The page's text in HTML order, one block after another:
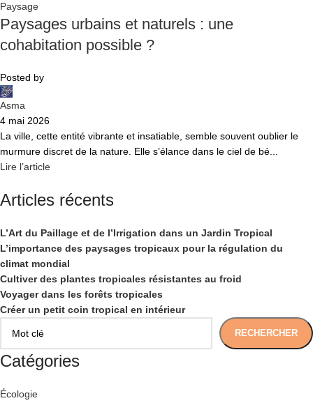
Paysage
Paysages urbains et naturels : une
cohabitation possible ?
Posted by
Asma
4 mai 2026
La ville, cette entité vibrante et insatiable, semble souvent oublier le
murmure discret de la nature. Elle s’élance dans le ciel de bé...
Lire l’article
Articles récents
L’Art du Paillage et de l’Irrigation dans un Jardin Tropical
L’importance des paysages tropicaux pour la régulation du
climat mondial
Cultiver des plantes tropicales résistantes au froid
Voyager dans les forêts tropicales
Créer un petit coin tropical en intérieur
RECHERCHER
Catégories
Écologie